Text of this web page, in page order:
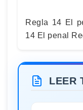
Regla 14 El
14 El penal
LEER